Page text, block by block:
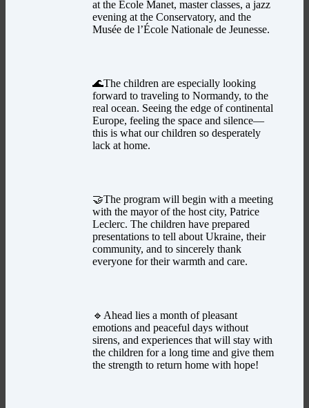
at the École Manet, master classes, a jazz
evening at the Conservatory, and the
Musée de l’École Nationale de Jeunesse.
🌊The children are especially looking
forward to traveling to Normandy, to the
real ocean. Seeing the edge of continental
Europe, feeling the space and silence—
this is what our children so desperately
lack at home.
🤝The program will begin with a meeting
with the mayor of the host city, Patrice
Leclerc. The children have prepared
presentations to tell about Ukraine, their
community, and to sincerely thank
everyone for their warmth and care.
🔹Ahead lies a month of pleasant
emotions and peaceful days without
sirens, and experiences that will stay with
the children for a long time and give them
the strength to return home with hope!